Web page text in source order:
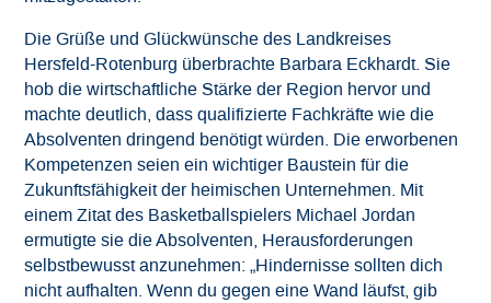
Die Grüße und Glückwünsche des Landkreises
Hersfeld-Rotenburg überbrachte Barbara Eckhardt. Sie
hob die wirtschaftliche Stärke der Region hervor und
machte deutlich, dass qualifizierte Fachkräfte wie die
Absolventen dringend benötigt würden. Die erworbenen
Kompetenzen seien ein wichtiger Baustein für die
Zukunftsfähigkeit der heimischen Unternehmen. Mit
einem Zitat des Basketballspielers Michael Jordan
ermutigte sie die Absolventen, Herausforderungen
selbstbewusst anzunehmen: „Hindernisse sollten dich
nicht aufhalten. Wenn du gegen eine Wand läufst, gib